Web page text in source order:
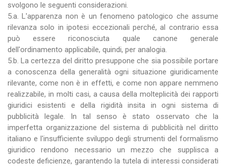
svolgono le seguenti considerazioni.
5.a. L'apparenza non è un fenomeno patologico che assume
rilevanza solo in ipotesi eccezionali perché, al contrario essa
può essere riconosciuta quale canone generale
dell'ordinamento applicabile, quindi, per analogia.
5.b. La certezza del diritto presuppone che sia possibile portare
a conoscenza della generalità ogni situazione giuridicamente
rilevante, come non è in effetti, e come non appare nemmeno
realizzabile, in molti casi, a causa della molteplicità dei rapporti
giuridici esistenti e della rigidità insita in ogni sistema di
pubblicità legale. In tal senso è stato osservato che la
imperfetta organizzazione del sistema di pubblicità nel diritto
italiano e l'insufficiente sviluppo degli strumenti del formalismo
giuridico rendono necessario un mezzo che supplisca a
codeste deficienze, garantendo la tutela di interessi considerati